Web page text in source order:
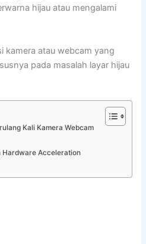
hijau atau mengalami
kamera atau webcam yang
pada masalah layar hijau
Kali Kamera Webcam
Hardware Acceleration